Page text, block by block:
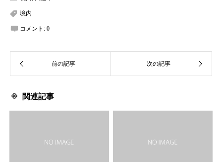
境内
コメント: 0
関連記事